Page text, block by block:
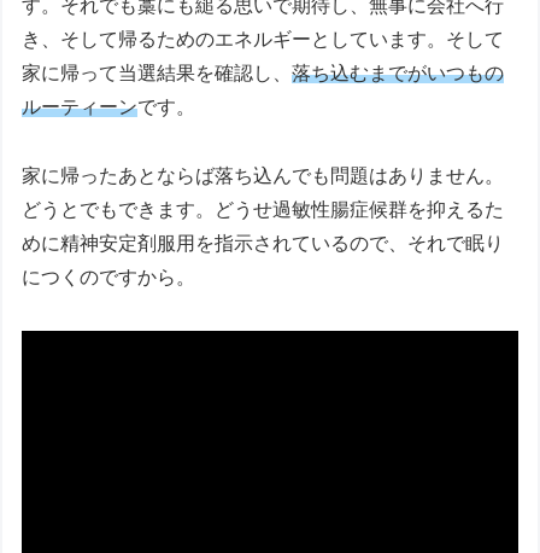
す。それでも藁にも縋る思いで期待し、無事に会社へ行
き、そして帰るためのエネルギーとしています。そして
家に帰って当選結果を確認し、落ち込むまでがいつもの
ルーティーンです。
家に帰ったあとならば落ち込んでも問題はありません。
どうとでもできます。どうせ過敏性腸症候群を抑えるた
めに精神安定剤服用を指示されているので、それで眠り
につくのですから。